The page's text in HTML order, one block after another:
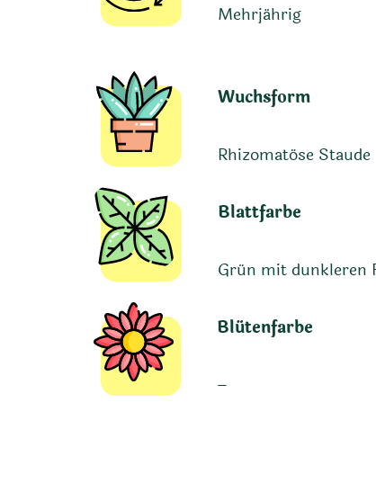
Mehrjährig
Wuchsform
Rhizomatöse Staude
Blattfarbe
Grün mit dunkleren
Blütenfarbe
–